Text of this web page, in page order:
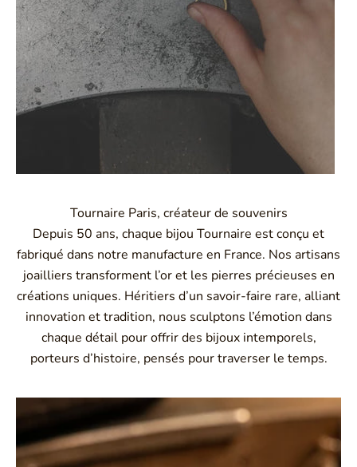
Tournaire Paris, créateur de souvenirs
Depuis 50 ans, chaque bijou Tournaire est conçu et
fabriqué dans notre manufacture en France. Nos artisans
joailliers transforment l’or et les pierres précieuses en
créations uniques. Héritiers d’un savoir-faire rare, alliant
innovation et tradition, nous sculptons l’émotion dans
chaque détail pour offrir des bijoux intemporels,
porteurs d’histoire, pensés pour traverser le temps.